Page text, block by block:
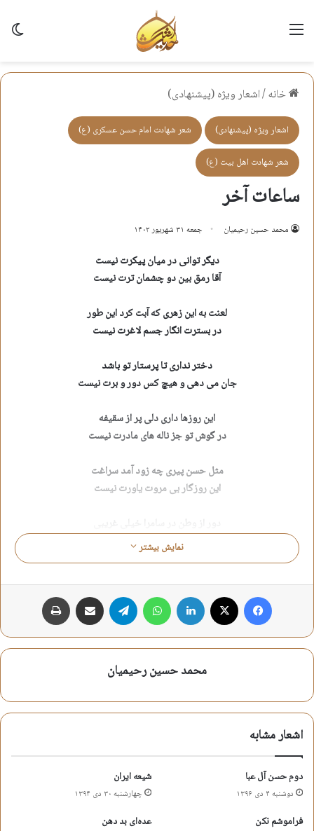
منو
خانه/اشعار ویژه (پیشنهادی)
اشعار ویژه (پیشنهادی) شعر شهادت امام حسن عسكری (ع)
شعر شهادت اهل بيت (ع)
ساعات آخر
محمد حسین رحیمیان جمعه ۳۱ شهریور ۱۴۰۲
دیگر توانی در میان پیکرت نیست
آقا رمق بین دو چشمان ترت نیست
لعنت به این زهری که آبت کرد این طور
در بسترت انگار جسم لاغرت نیست
دختر نداری تا پرستار تو باشد
جان می دهی و هیچ کس دور و برت نیست
این روزها داری دلی پر از سقیفه
در گوش تو جز ناله های مادرت نیست
مثل حسن پیری چه زود آمد سراغت
این روزگار بی مروت یاورت نیست
آقا ولیکن قاتل تو همسرت نیست
ساعات آخر خنجری بر حنجرت نیست
مهدی است بالای سرت وقت شهادت
بی غیرتی مثل سنان بالاسرت نیست
محمد حسین رحیمیان
شعر روضه پدر امام زمان عج
شعر شهادت امام حسن عسکری ع
شعر مصیبت پدر امام زمان عج
شعر هیئت
محمد حسین رحیمیان
نمایش بیشتر
فیس بوک لینکدین تلگرام اشتراک گذاری از طریق ایمیل
محمد حسین رحیمیان
اشعار مشابه
دوم حسن آل عبا
دوشنبه ۴ دی ۱۳۹۶
شیعه ایران
چهارشنبه ۳۰ دی ۱۳۹۴
فراموشم نکن عده‌ای بد دهن